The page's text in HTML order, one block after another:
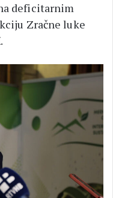
deficitarnim
Zračne luke
.